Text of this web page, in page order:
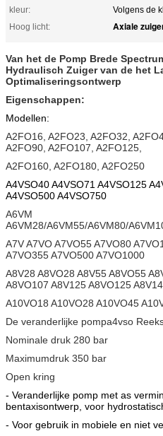
kleur:
Volgens de
Hoog licht:
Axiale
Van het de Pomp Brede
Hydraulisch Zuiger van de het
Optimaliseringsontwerp
Eigenschappen:
Modellen:
A2FO16, A2FO23, A2FO32,
A2FO90, A2FO107, A2FO125,
A2FO160, A2FO180, A2FO250
A4VSO40 A4VSO71 A4VSO125
A4VSO500 A4VSO750
A6VM
A6VM28/A6VM55/A6VM80/
A7V A7VO A7VO55 A7VO80
A7VO355 A7VO500 A7VO1000
A8V28 A8VO28 A8V55 A8VO55
A8VO107 A8V125 A8VO125
A10VO18 A10VO28 A10VO45
De veranderlijke pompa4vso
Nominale druk 280 bar
Maximumdruk 350 bar
Open kring
- Veranderlijke pomp met as
bentaxisontwerp, voor
- Voor gebruik in mobiele en niet